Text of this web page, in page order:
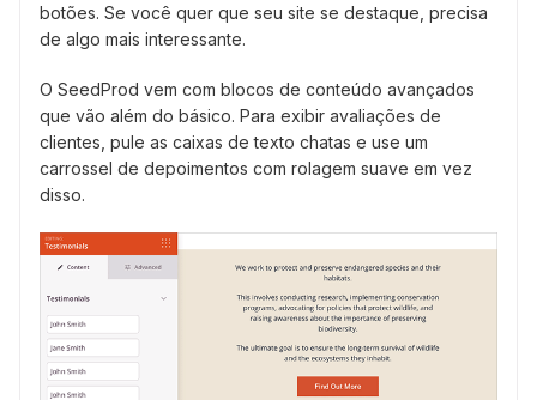
botões. Se você quer que seu site se destaque, precisa
de algo mais interessante.
O SeedProd vem com blocos de conteúdo avançados
que vão além do básico. Para exibir avaliações de
clientes, pule as caixas de texto chatas e use um
carrossel de depoimentos com rolagem suave em vez
disso.